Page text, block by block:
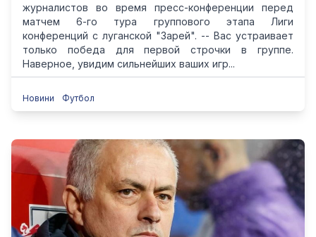
журналистов во время пресс-конференции перед
матчем 6-го тура группового этапа Лиги
конференций с луганской "Зарей". -- Вас устраивает
только победа для первой строчки в группе.
Наверное, увидим сильнейших ваших игр...
Новини Футбол